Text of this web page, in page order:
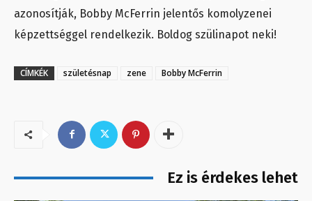
azonosítják, Bobby McFerrin jelentős komolyzenei
képzettséggel rendelkezik. Boldog szülinapot neki!
CÍMKÉK születésnap zene Bobby McFerrin
Ez is érdekes lehet